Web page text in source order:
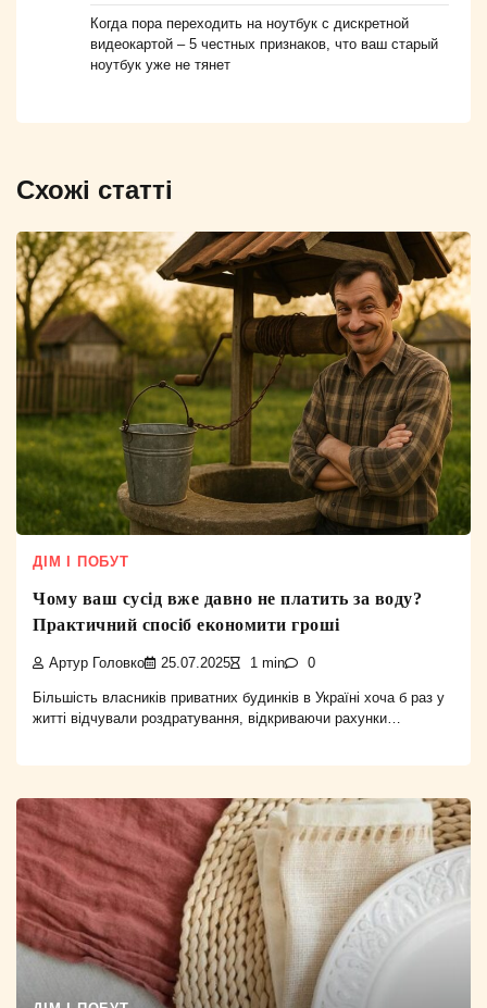
Когда пора переходить на ноутбук с дискретной
видеокартой – 5 честных признаков, что ваш старый
ноутбук уже не тянет
Схожі статті
ДІМ І ПОБУТ
Чому ваш сусід вже давно не платить за воду?
Практичний спосіб економити гроші
Артур Головко 25.07.2025 1 min 0
Більшість власників приватних будинків в Україні хоча б раз у
житті відчували роздратування, відкриваючи рахунки…